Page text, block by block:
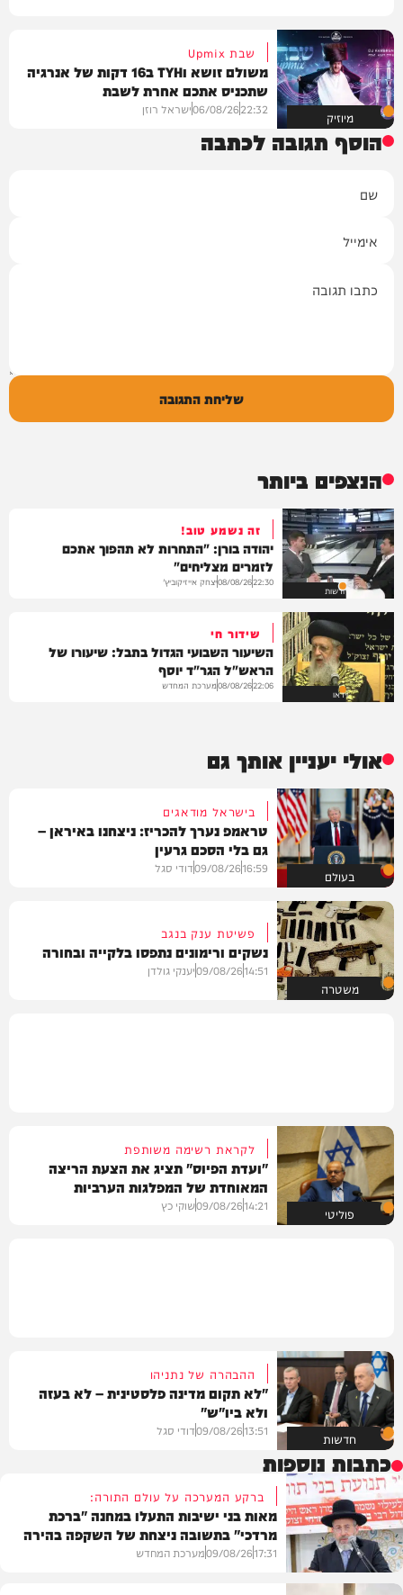
מיוזיק
שבת Upmix
משולם זושא וTYH ב16 דקות של אנרגיה
שתכניס אתכם אחרת לשבת
22:32
06/08/26ישראל רוזן
הוסף תגובה לכתבה
שליחת התגובה
הנצפים ביותר
חדשות
זה נשמע טוב!
יהודה בורן: "התחרות לא תהפוך אתכם
לזמרים מצליחים"
22:30
08/08/26יצחק אייזיקוביץ'
וידאו
שידור חי
השיעור השבועי הגדול בתבל: שיעורו של
הראש"ל הגר"ד יוסף
22:06
08/08/26מערכת המחדש
אולי יעניין אותך גם
בעולם
בישראל מודאגים
טראמפ נערך להכריז: ניצחנו באיראן –
גם בלי הסכם גרעין
16:59
09/08/26דודי סגל
משטרה
פשיטת ענק בנגב
נשקים ורימונים נתפסו בלקייה ובחורה
14:51
09/08/26יענקי גולדן
פוליטי
לקראת רשימה משותפת
"ועדת הפיוס" תציג את הצעת הריצה
המאוחדת של המפלגות הערביות
14:21
09/08/26שוקי כץ
חדשות
ההבהרה של נתניהו
"לא תקום מדינה פלסטינית – לא בעזה
ולא ביו"ש"
13:51
09/08/26דודי סגל
כתבות נוספות
ברקע המערכה על עולם התורה:
מאות בני ישיבות התעלו במחנה "ברכת
מרדכי" בתשובה ניצחת של השקפה בהירה
17:31
09/08/26מערכת המחדש